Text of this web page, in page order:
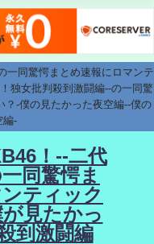
一同驚愕まとめ速報にロマンテ
独女批判殺到激闘編--の一同驚
-僕の見たかった夜空編--僕の
編-
！--二代
同驚愕ま
ティック
見たかっ
到激闘編